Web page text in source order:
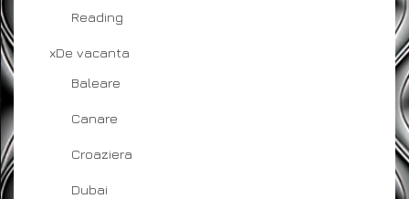
Reading
xDe vacanta
Baleare
Canare
Croaziera
Dubai